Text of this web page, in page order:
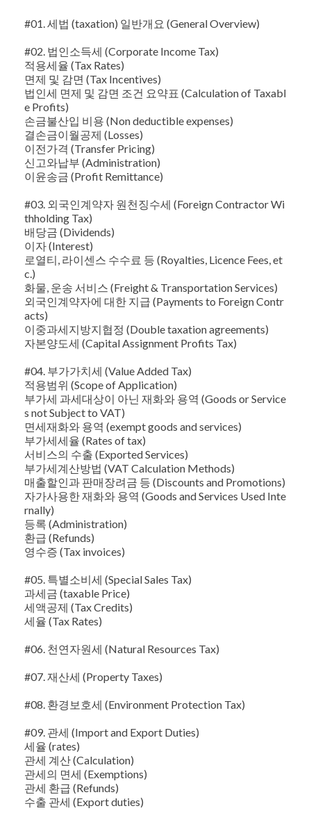
#01. 세법 (taxation) 일반개요 (General Overview)
#02. 법인소득세 (Corporate Income Tax)
적용세율 (Tax Rates)
면제 및 감면 (Tax Incentives)
법인세 면제 및 감면 조건 요약표 (Calculation of Taxabl
e Profits)
손금불산입 비용 (Non deductible expenses)
결손금이월공제 (Losses)
이전가격 (Transfer Pricing)
신고와납부 (Administration)
이윤송금 (Profit Remittance)
#03. 외국인계약자 원천징수세 (Foreign Contractor Wi
thholding Tax)
배당금 (Dividends)
이자 (Interest)
로열티, 라이센스 수수료 등 (Royalties, Licence Fees, et
c.)
화물, 운송 서비스 (Freight & Transportation Services)
외국인계약자에 대한 지급 (Payments to Foreign Contr
acts)
이중과세지방지협정 (Double taxation agreements)
자본양도세 (Capital Assignment Profits Tax)
#04. 부가가치세 (Value Added Tax)
적용범위 (Scope of Application)
부가세 과세대상이 아닌 재화와 용역 (Goods or Service
s not Subject to VAT)
면세재화와 용역 (exempt goods and services)
부가세세율 (Rates of tax)
서비스의 수출 (Exported Services)
부가세계산방법 (VAT Calculation Methods)
매출할인과 판매장려금 등 (Discounts and Promotions)
자가사용한 재화와 용역 (Goods and Services Used Inte
rnally)
등록 (Administration)
환급 (Refunds)
영수증 (Tax invoices)
#05. 특별소비세 (Special Sales Tax)
과세금 (taxable Price)
세액공제 (Tax Credits)
세율 (Tax Rates)
#06. 천연자원세 (Natural Resources Tax)
#07. 재산세 (Property Taxes)
#08. 환경보호세 (Environment Protection Tax)
#09. 관세 (Import and Export Duties)
세율 (rates)
관세 계산 (Calculation)
관세의 면세 (Exemptions)
관세 환급 (Refunds)
수출 관세 (Export duties)